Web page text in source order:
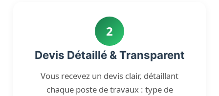
2
Devis Détaillé & Transparent
Vous recevez un devis clair, détaillant
chaque poste de travaux : type de